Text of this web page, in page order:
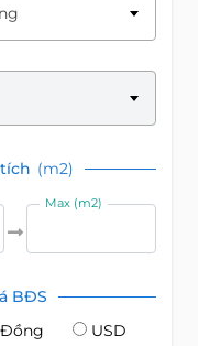
(m2)
Max (m2)
BĐS
USD